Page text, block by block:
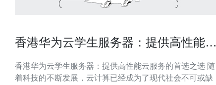
香港华为云学生服务器：提供高性能云
香港华为云学生服务器：提供高性能云服务的首选之选 随
着科技的不断发展，云计算已经成为了现代社会不可或缺